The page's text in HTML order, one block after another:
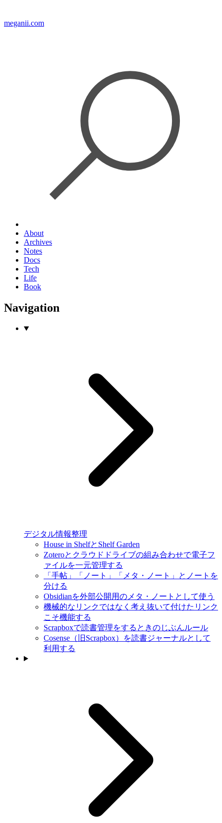
meganii.com
About
Archives
Notes
Docs
Tech
Life
Book
Navigation
デジタル情報整理
House in ShelfとShelf Garden
Zoteroとクラウドドライブの組み合わせで電子フ
ァイルを一元管理する
「手帖」「ノート」「メタ・ノート」とノートを
分ける
Obsidianを外部公開用のメタ・ノートとして使う
機械的なリンクではなく考え抜いて付けたリンク
こそ機能する
Scrapboxで読書管理をするときのじぶんルール
Cosense（旧Scrapbox）を読書ジャーナルとして
利用する